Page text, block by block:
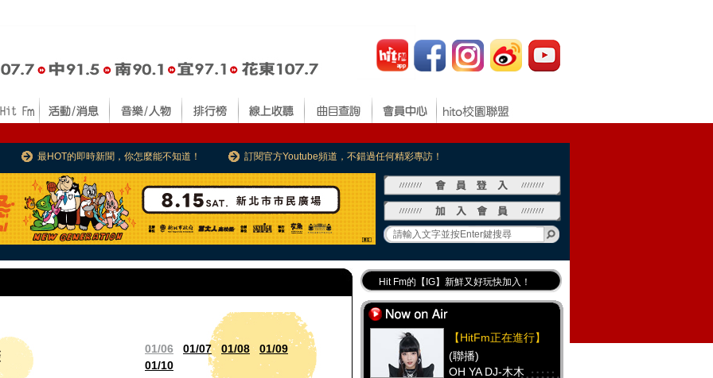
最HOT的即時新聞，你怎麼能不知道！ 訂閱官方Youtube頻道，不錯過任何精彩專訪！
01/06 01/07 01/08
01/09
01/10
Hit Fm的【IG】新鮮又好玩快加入！
Hit Fm【FB臉書粉絲團】等你加入！
最專業《DJ推薦》好音樂千萬別錯過！
好康報報 最新優惠訊息都在這！
【HitFm正在進行】
(聯播)
OH YA DJ-木木